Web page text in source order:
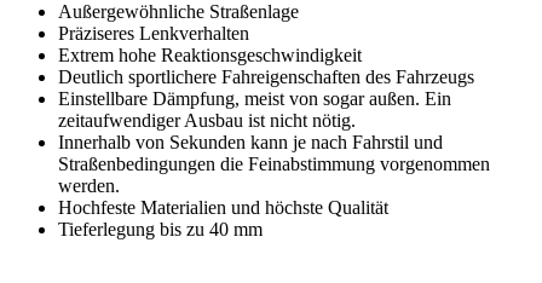
Außergewöhnliche Straßenlage
Präziseres Lenkverhalten
Extrem hohe Reaktionsgeschwindigkeit
Deutlich sportlichere Fahreigenschaften des Fahrzeugs
Einstellbare Dämpfung, meist von sogar außen. Ein
zeitaufwendiger Ausbau ist nicht nötig.
Innerhalb von Sekunden kann je nach Fahrstil und
Straßenbedingungen die Feinabstimmung vorgenommen
werden.
Hochfeste Materialien und höchste Qualität
Tieferlegung bis zu 40 mm